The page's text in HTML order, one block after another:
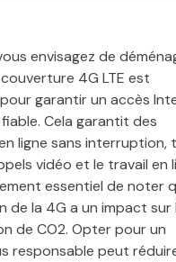
envisagez de
4G LTE est
garantir un accès
Cela garantit des
ligne sans interruption,
vidéo et le travail en
essentiel de noter
de la 4G a un impact sur
de CO2. Opter pour un
responsable peut